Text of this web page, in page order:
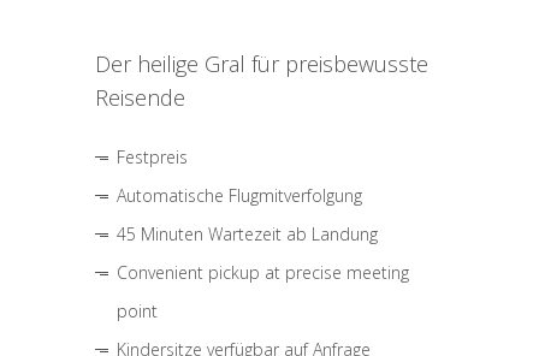
Der heilige Gral für preisbewusste
Reisende
Festpreis
Automatische Flugmitverfolgung
45 Minuten Wartezeit ab Landung
Convenient pickup at precise meeting
point
Kindersitze verfügbar auf Anfrage